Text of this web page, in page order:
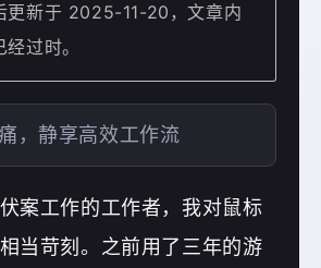
更新于 2025-11-20，文章内
过时。
，静享高效工作流
案工作的工作者，我对鼠标
当苛刻。之前用了三年的游